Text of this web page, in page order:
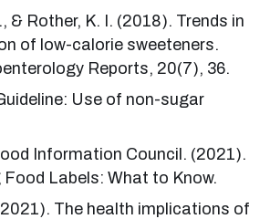
& Rother, K. I. (2018). Trends in
of low-calorie sweeteners.
Reports, 20(7), 36.
Use of non-sugar
Information Council. (2021).
Labels: What to Know.
The health implications of